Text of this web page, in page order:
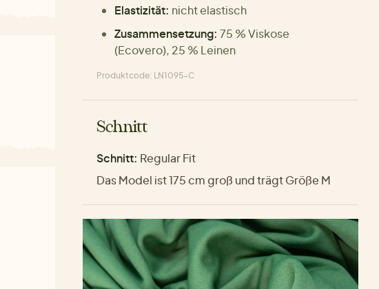
Elastizität: nicht elastisch
Zusammensetzung: 75 % Viskose
(Ecovero), 25 % Leinen
Produktcode: LN1095-C
Schnitt
Schnitt: Regular Fit
Das Model ist 175 cm groß und trägt Größe M